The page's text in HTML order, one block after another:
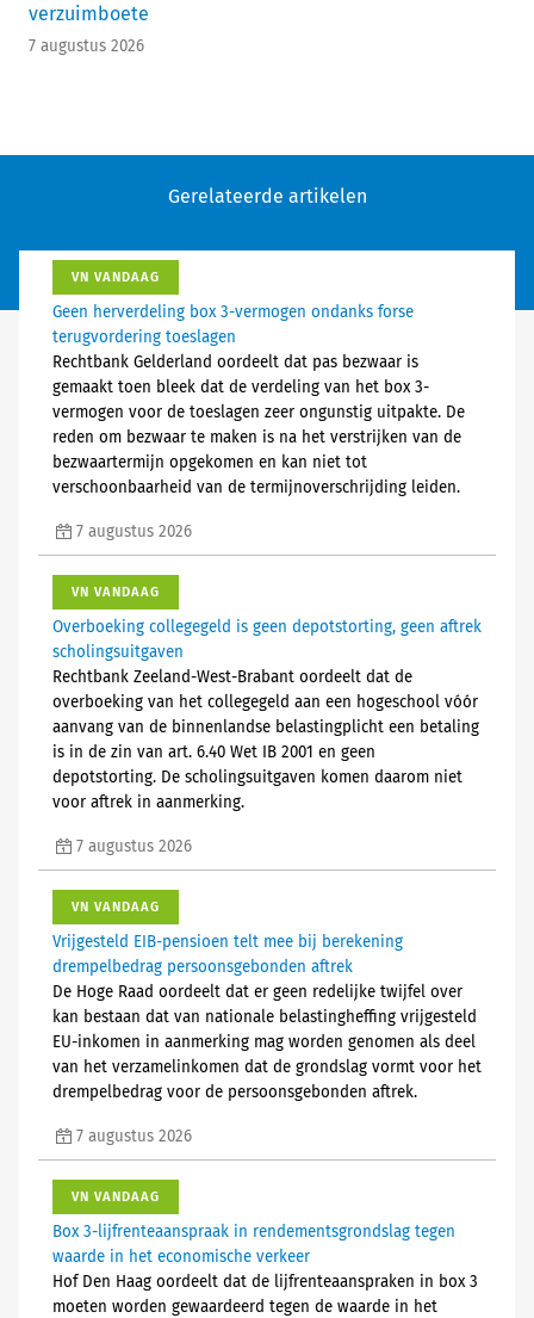
verzuimboete
7 augustus 2026
Gerelateerde artikelen
VN VANDAAG
Geen herverdeling box 3-vermogen ondanks forse
terugvordering toeslagen
Rechtbank Gelderland oordeelt dat pas bezwaar is
gemaakt toen bleek dat de verdeling van het box 3-
vermogen voor de toeslagen zeer ongunstig uitpakte. De
reden om bezwaar te maken is na het verstrijken van de
bezwaartermijn opgekomen en kan niet tot
verschoonbaarheid van de termijnoverschrijding leiden.
7 augustus 2026
VN VANDAAG
Overboeking collegegeld is geen depotstorting, geen aftrek
scholingsuitgaven
Rechtbank Zeeland-West-Brabant oordeelt dat de
overboeking van het collegegeld aan een hogeschool vóór
aanvang van de binnenlandse belastingplicht een betaling
is in de zin van art. 6.40 Wet IB 2001 en geen
depotstorting. De scholingsuitgaven komen daarom niet
voor aftrek in aanmerking.
7 augustus 2026
VN VANDAAG
Vrijgesteld EIB-pensioen telt mee bij berekening
drempelbedrag persoonsgebonden aftrek
De Hoge Raad oordeelt dat er geen redelijke twijfel over
kan bestaan dat van nationale belastingheffing vrijgesteld
EU-inkomen in aanmerking mag worden genomen als deel
van het verzamelinkomen dat de grondslag vormt voor het
drempelbedrag voor de persoonsgebonden aftrek.
7 augustus 2026
VN VANDAAG
Box 3-lijfrenteaanspraak in rendementsgrondslag tegen
waarde in het economische verkeer
Hof Den Haag oordeelt dat de lijfrenteaanspraken in box 3
moeten worden gewaardeerd tegen de waarde in het